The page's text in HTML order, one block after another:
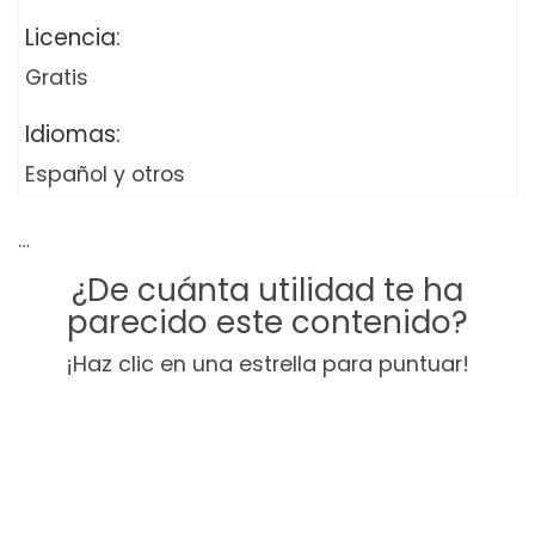
Licencia:
Gratis
Idiomas:
Español y otros
…
¿De cuánta utilidad te ha
parecido este contenido?
¡Haz clic en una estrella para puntuar!